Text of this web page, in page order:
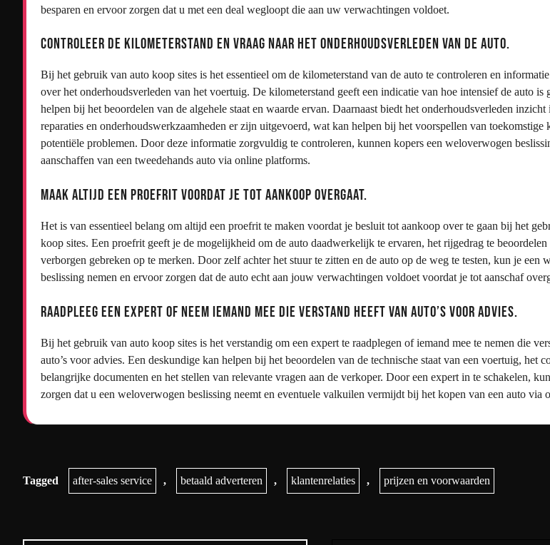
besparen en ervoor zorgen dat u met een deal wegloopt die aan uw verwachtingen voldoet.
Controleer de kilometerstand en vraag naar het onderhoudsverleden van de auto.
Bij het gebruik van auto koop sites is het essentieel om de kilometerstand van de auto te controleren en
over het onderhoudsverleden van het voertuig. De kilometerstand geeft een indicatie van hoe intensief de auto is
helpen bij het beoordelen van de algehele staat en waarde ervan. Daarnaast biedt het onderhoudsverleden
reparaties en onderhoudswerkzaamheden er zijn uitgevoerd, wat kan helpen bij het voorspellen van toekomstige
potentiële problemen. Door deze informatie zorgvuldig te controleren, kunnen kopers een weloverwogen
aanschaffen van een tweedehands auto via online platforms.
Maak altijd een proefrit voordat je tot aankoop overgaat.
Het is van essentieel belang om altijd een proefrit te maken voordat je besluit tot aankoop over te gaan bij het
koop sites. Een proefrit geeft je de mogelijkheid om de auto daadwerkelijk te ervaren, het rijgedrag te beoordelen
verborgen gebreken op te merken. Door zelf achter het stuur te zitten en de auto op de weg te testen, kun je een
beslissing nemen en ervoor zorgen dat de auto echt aan jouw verwachtingen voldoet voordat je tot aanschaf
Raadpleeg een expert of neem iemand mee die verstand heeft van auto’s voor advies.
Bij het gebruik van auto koop sites is het verstandig om een expert te raadplegen of iemand mee te nemen die
auto’s voor advies. Een deskundige kan helpen bij het beoordelen van de technische staat van een voertuig, het
belangrijke documenten en het stellen van relevante vragen aan de verkoper. Door een expert in te schakelen,
zorgen dat u een weloverwogen beslissing neemt en eventuele valkuilen vermijdt bij het kopen van een auto via
Tagged after-sales service , betaald adverteren , klantenrelaties , prijzen en voorwaarden